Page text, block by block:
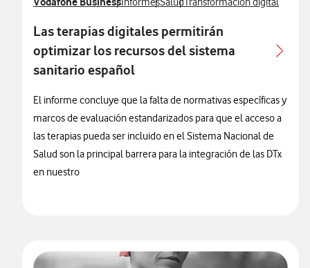
Las terapias digitales permitirán
optimizar los recursos del sistema
sanitario español
El informe concluye que la falta de normativas específicas y
marcos de evaluación estandarizados para que el acceso a
las terapias pueda ser incluido en el Sistema Nacional de
Salud son la principal barrera para la integración de las DTx
en nuestro